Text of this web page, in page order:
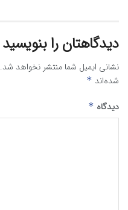
دیدگاهتان را بنویسید
نشانی ایمیل شما منتشر نخواهد شد.
شده‌اند *
دیدگاه *